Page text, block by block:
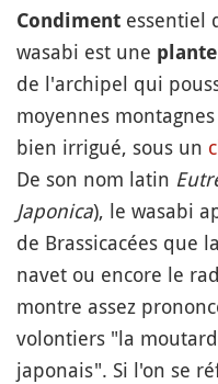
Condiment essentiel
wasabi est une
de l'archipel qui
moyennes
bien irrigué, sous un
De son nom latin
Japonica), le wasabi
de Brassicacées que
navet ou encore le
montre assez
volontiers "la
japonais". Si l'on se